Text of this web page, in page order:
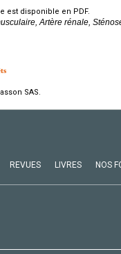
est disponible en PDF.
Artère rénale,
SAS.
REVUES LIVRES NOS